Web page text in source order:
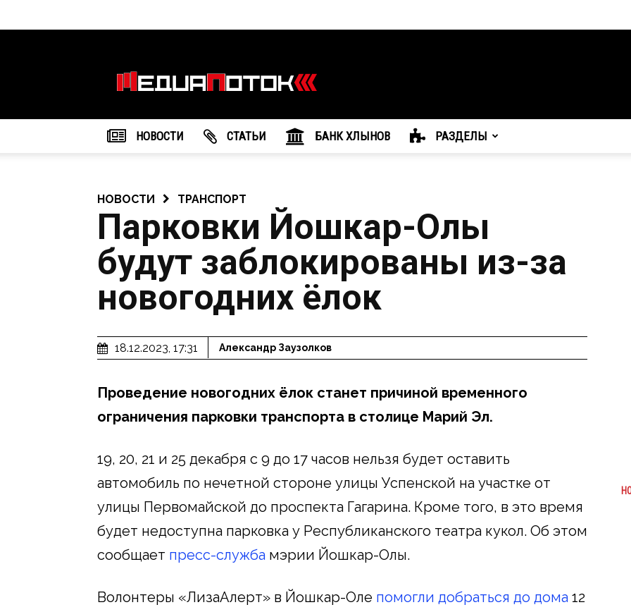
агентство
"МедиаПоток"
НОВОСТИ CТАТЬИ БАНК ХЛЫНОВ РАЗДЕЛЫ
НОВОСТИ ТРАНСПОРТ
Парковки Йошкар-Олы
будут заблокированы из-за
новогодних ёлок
18.12.2023, 17:31 Александр Заузолков
Проведение новогодних ёлок станет причиной временного
ограничения парковки транспорта в столице Марий Эл.
19, 20, 21 и 25 декабря с 9 до 17 часов нельзя будет оставить
автомобиль по нечетной стороне улицы Успенской на участке от
улицы Первомайской до проспекта Гагарина. Кроме того, в это время
будет недоступна парковка у Республиканского театра кукол. Об этом
сообщает пресс-служба мэрии Йошкар-Олы.
Волонтеры «ЛизаАлерт» в Йошкар-Оле помогли добраться до дома 12